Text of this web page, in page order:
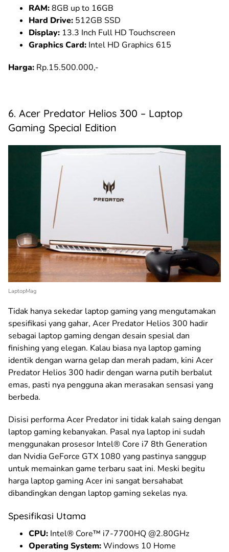
RAM:8GB up to 16GB
Hard Drive: 512GB SSD
Display: 13.3 Inch Full HD Touchscreen
Graphics Card: Intel HD Graphics 615
Harga: Rp.15.500.000,-
6. Acer Predator Helios 300 – Laptop
Gaming Special Edition
LaptopMag
Tidak hanya sekedar laptop gaming yang mengutamakan
spesifikasi yang gahar, Acer Predator Helios 300 hadir
sebagai laptop gaming dengan desain spesial dan
finishing yang elegan. Kalau biasa nya laptop gaming
identik dengan warna gelap dan merah padam, kini Acer
Predator Helios 300 hadir dengan warna putih berbalut
emas, pasti nya pengguna akan merasakan sensasi yang
berbeda.
Disisi performa Acer Predator ini tidak kalah saing dengan
laptop gaming kebanyakan. Pasal nya laptop ini sudah
menggunakan prosesor Intel® Core i7 8th Generation
dan Nvidia GeForce GTX 1080 yang pastinya sanggup
untuk memainkan game terbaru saat ini. Meski begitu
harga laptop gaming Acer ini sangat bersahabat
dibandingkan dengan laptop gaming sekelas nya.
Spesifikasi Utama
CPU: Intel® Core™ i7-7700HQ @2.80GHz
Operating System:Windows 10 Home